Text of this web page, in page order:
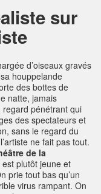
sur
d’oiseaux gravés
houppelande
des bottes de
natte, jamais
pénétrant qui
des spectateurs et
sans le regard du
ne fait pas tout.
de la
plutôt jeune et
prie tout bas qu’un
virus rampant. On